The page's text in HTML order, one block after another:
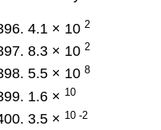
4.1 × 102
8.3 × 102
5.5 × 108
1.6 × 10
3.5 × 10 -2